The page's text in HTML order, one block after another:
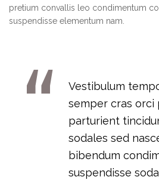
pretium convallis leo condimentum
suspendisse elementum nam.
Vestibulum
semper cras orci
parturient
sodales sed
bibendum
suspendisse